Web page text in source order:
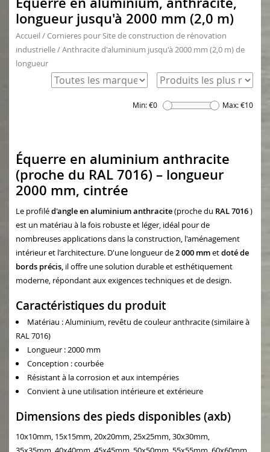
longueur jusqu'à 2000 mm (2,0 m)
Accueil / Cornieres pour Site de construction de rénovation
industrielle/Anthracite d'aluminium jusqu'à 2000 mm (2,0 m) de
longueur
Min: €0 Max: €10
Équerre en aluminium anthracite
(proche du RAL 7016) – longueur
2000 mm, cintrée
Le profiléd'angle en aluminium anthracite(proche du RAL 7016)
est un matériau à la fois robuste et léger, idéal pour de
nombreuses applications dans la construction, l'aménagement
intérieur et l'architecture. D'une longueur de2 000 mmetdoté de
bords précis, il offre une solution durable et esthétiquement
moderne, répondant aux exigences techniques et de design.
Caractéristiques du produit
Matériau : Aluminium, revêtu de couleur anthracite (similaire à
RAL 7016)
Longueur : 2000 mm
Conception : courbée
Résistant à la corrosion et aux intempéries
Convient à une utilisation intérieure et extérieure
Dimensions des pieds disponibles (axb)
10x10mm, 15x15mm, 20x20mm, 25x25mm, 30x30mm,